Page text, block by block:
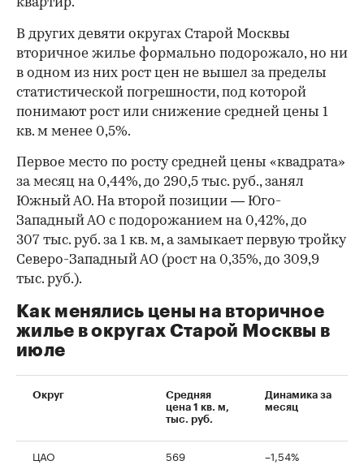
квартир.
00:00 00:00
В других девяти округах Старой Москвы
вторичное жилье формально подорожало, но ни
в одном из них рост цен не вышел за пределы
статистической погрешности, под которой
понимают рост или снижение средней цены 1
кв. м менее 0,5%.
Первое место по росту средней цены «квадрата»
за месяц на 0,44%, до 290,5 тыс. руб., занял
Южный АО. На второй позиции — Юго-
Западный АО с подорожанием на 0,42%, до
307 тыс. руб. за 1 кв. м, а замыкает первую тройку
Северо-Западный АО (рост на 0,35%, до 309,9
тыс. руб.).
Как менялись цены на вторичное
жилье в округах Старой Москвы в
июле
Округ
Средняя
цена 1 кв. м,
тыс. руб.
Динамика за
месяц
ЦАО 569
–1,54%